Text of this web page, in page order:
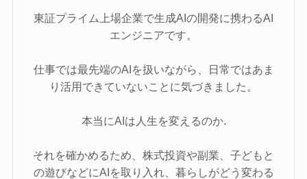
東証プライム上場企業で生成AIの開発に携わるAI
エンジニアです。
仕事では最先端のAIを扱いながら、日常ではあま
り活用できていないことに気づきました。
本当にAIは人生を変えるのか.
それを確かめるため、株式投資や副業、子どもと
の遊びなどにAIを取り入れ、暮らしがどう変わる